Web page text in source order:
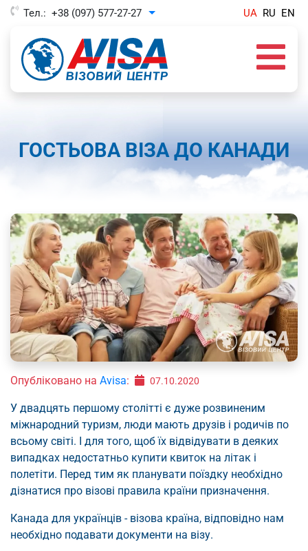
Тел.: +38 (097) 577-27-27 Toggle Dropdown UA RU EN
ГОСТЬОВА ВІЗА ДО КАНАДИ
Опубліковано на Avisa: 07.10.2020
У двадцять першому столітті є дуже розвиненим
міжнародний туризм, люди мають друзів і родичів по
всьому світі. І для того, щоб їх відвідувати в деяких
випадках недостатньо купити квиток на літак і
полетіти. Перед тим як планувати поїздку необхідно
дізнатися про візові правила країни призначення.
Канада для українців - візова країна, відповідно нам
необхідно подавати документи на візу.